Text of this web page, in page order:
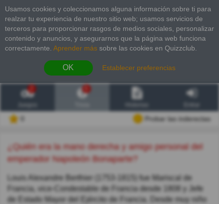
Usamos cookies y coleccionamos alguna información sobre ti para
realzar tu experiencia de nuestro sitio web; usamos servicios de
terceros para proporcionar rasgos de medios sociales, personalizar
contenido y anuncios, y asegurarnos que la página web funciona
correctamente. Aprender más sobre las cookies en Quizzclub.
OK Establecer preferencias
2
Probar las inderectas
¿Quién era la mano derecha y amigo personal del
emperador Napoleón Bonaparte?
Louis Alexandre Berthier (1753-1815) fue Mariscal de
Francia, vice-Condestable de Francia desde 1808 y Jefe
de Estado Mayor del Ejército de Francia. Desde muy niño